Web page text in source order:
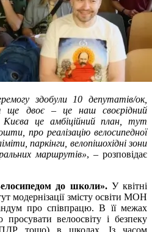
здобули 10 депутатів/ок,
ще двоє – це наш своєрідний
Києва це амбіційний план, тут
про реалізацію велосипедної
паркінги, велопішохідні зони
маршрутів», – розповідає
до школи». У квітні
модернізації змісту освіти МОН
про співпрацю. В її межах
просувати велоосвіту і безпеку